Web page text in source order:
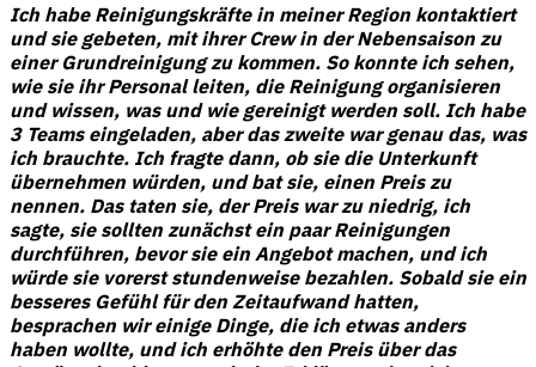
Ich habe Reinigungskräfte in meiner Region kontaktiert
und sie gebeten, mit ihrer Crew in der Nebensaison zu
einer Grundreinigung zu kommen. So konnte ich sehen,
wie sie ihr Personal leiten, die Reinigung organisieren
und wissen, was und wie gereinigt werden soll. Ich habe
3 Teams eingeladen, aber das zweite war genau das, was
ich brauchte. Ich fragte dann, ob sie die Unterkunft
übernehmen würden, und bat sie, einen Preis zu
nennen. Das taten sie, der Preis war zu niedrig, ich
sagte, sie sollten zunächst ein paar Reinigungen
durchführen, bevor sie ein Angebot machen, und ich
würde sie vorerst stundenweise bezahlen. Sobald sie ein
besseres Gefühl für den Zeitaufwand hatten,
besprachen wir einige Dinge, die ich etwas anders
haben wollte, und ich erhöhte den Preis über das